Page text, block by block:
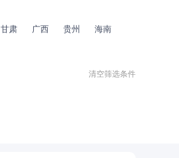
甘肃 广西 贵州
海南
清空筛选条件